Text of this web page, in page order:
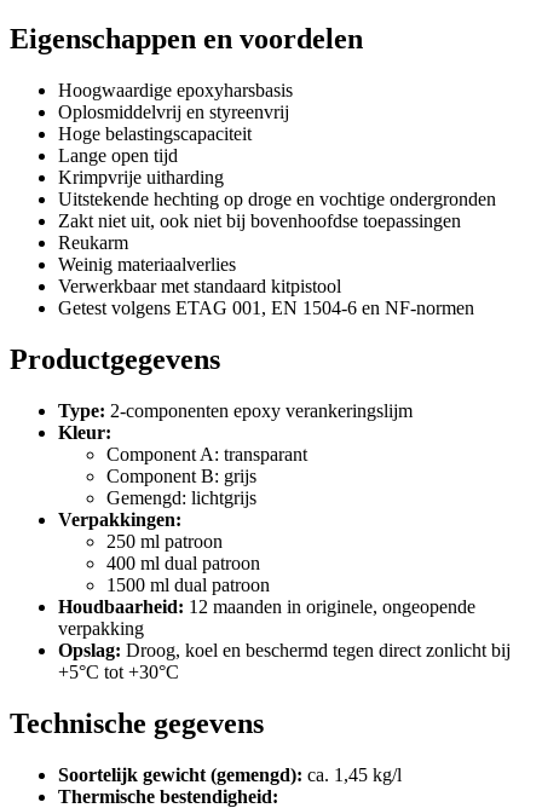
Eigenschappen en voordelen
Hoogwaardige epoxyharsbasis
Oplosmiddelvrij en styreenvrij
Hoge belastingscapaciteit
Lange open tijd
Krimpvrije uitharding
Uitstekende hechting op droge en vochtige ondergronden
Zakt niet uit, ook niet bij bovenhoofdse toepassingen
Reukarm
Weinig materiaalverlies
Verwerkbaar met standaard kitpistool
Getest volgens ETAG 001, EN 1504-6 en NF-normen
Productgegevens
Type: 2-componenten epoxy verankeringslijm
Kleur:
Component A: transparant
Component B: grijs
Gemengd: lichtgrijs
Verpakkingen:
250 ml patroon
400 ml dual patroon
1500 ml dual patroon
Houdbaarheid: 12 maanden in originele, ongeopende
verpakking
Opslag: Droog, koel en beschermd tegen direct zonlicht bij
+5°C tot +30°C
Technische gegevens
Soortelijk gewicht (gemengd): ca. 1,45 kg/l
Thermische bestendigheid: